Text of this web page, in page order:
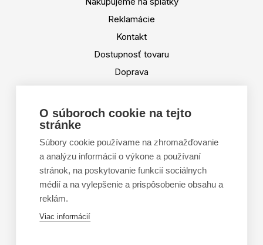
Reklamácie
Kontakt
Dostupnosť tovaru
Doprava
Výmena a vrátenie tovaru
Doporučená dĺžka lyží
Vypaľovanie papúč
Veľkosti skeletu lyžiarok
Platforma na riešenie sporov online (ODR)
Formulár na odstúpenie od zmluvy
O súboroch cookie na tejto
stránke
Súbory cookie používame na zhromažďovanie
a analýzu informácií o výkone a používaní
stránok, na poskytovanie funkcií sociálnych
médií a na vylepšenie a prispôsobenie obsahu a
reklám.
Viac informácií